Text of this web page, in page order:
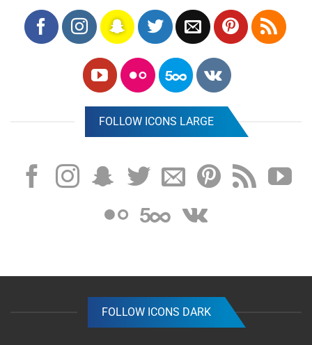
FOLLOW ICONS LARGE
FOLLOW ICONS DARK